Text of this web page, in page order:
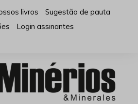
livros
Sugestão de pauta
Login assinantes